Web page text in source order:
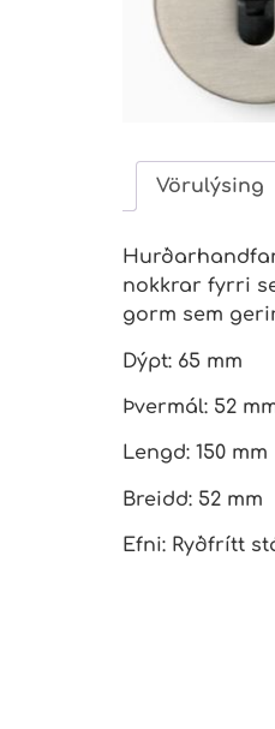
Vörulýsing
nokkrar fyrri
gorm sem
Dýpt: 65 mm
Þvermál: 52
Lengd: 150 mm
Breidd: 52 mm
Efni: Ryðfrítt